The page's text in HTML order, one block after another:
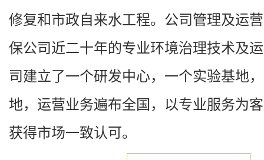
修复和市政自来水工程。公司管理及运
保公司近二十年的专业环境治理技术及
司建立了一个研发中心，一个实验基地
地，运营业务遍布全国，以专业服务为
获得市场一致认可。